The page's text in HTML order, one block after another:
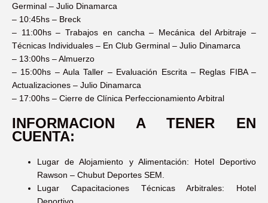
Germinal – Julio Dinamarca
– 10:45hs – Breck
– 11 :00hs –Trabajos en cancha – Mecánica del Arbitraje –
Técnicas Individuales – En Club Germinal – Julio Dinamarca
– 13:00hs – Almuerzo
– 15:00hs –Aula Taller – Evaluación Escrita – Reglas FIBA –
Actualizaciones – Julio Dinamarca
– 17:00hs – Cierre de Clínica Perfeccionamiento Arbitral
INFORMACION A TENER EN
CUENTA:
Lugar de Alojamiento y Alimentación: Hotel Deportivo
Rawson – Chubut Deportes SEM
Lugar Capacitaciones Técnicas Arbitrales: Hotel
Deportivo